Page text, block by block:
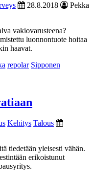
28.8.2018
Pekka
vakiovarusteena?
luonnontuote hoitaa
haavat.
repolar Sipponen
Kehitys Talous
tiedetään yleisesti vähän.
erikoistunut